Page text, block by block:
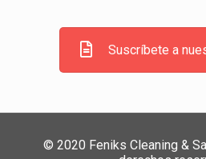
Suscríbete a
© 2020 Feniks Cleaning &